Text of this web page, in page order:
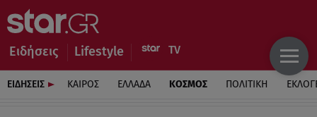
Ειδήσεις Lifestyle
ΕΙΔΗΣΕΙΣ ΚΑΙΡΟΣ ΕΛΛΑΔΑ ΚΟΣΜΟΣ ΠΟΛΙΤΙΚΗ